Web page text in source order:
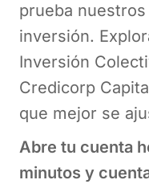
prueba
inversión.
Inversión
Credicorp
que mejor se
Abre tu cuenta
minutos y